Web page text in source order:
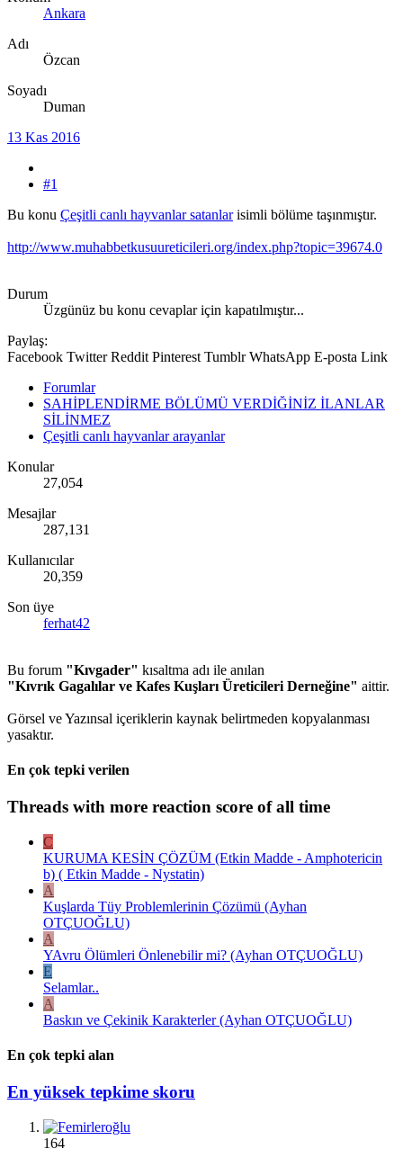
Ankara
Adı
Özcan
Soyadı
Duman
13 Kas 2016
#1
Bu konu Çeşitli canlı hayvanlar satanlarisimli bölüme taşınmıştır.
http://www.muhabbetkusuureticileri.org/index.php?topic=39674.0
Durum
Üzgünüz bu konu cevaplar için kapatılmıştır...
Paylaş:
Facebook Twitter Reddit Pinterest Tumblr WhatsApp E-posta Link
Forumlar
SAHİPLENDİRME BÖLÜMÜ VERDİĞİNİZ İLANLAR
SİLİNMEZ
Çeşitli canlı hayvanlar arayanlar
Konular
27,054
Mesajlar
287,131
Kullanıcılar
20,359
Son üye
ferhat42
Bu forum "Kıvgader" kısaltma adı ile anılan
"Kıvrık Gagalılar ve Kafes Kuşları Üreticileri Derneğine" aittir.
Görsel ve Yazınsal içeriklerin kaynak belirtmeden kopyalanması
yasaktır.
En çok tepki verilen
Threads with more reaction score of all time
C
KURUMA KESİN ÇÖZÜM (Etkin Madde - Amphotericin
b) ( Etkin Madde - Nystatin)
A
Kuşlarda Tüy Problemlerinin Çözümü (Ayhan
OTÇUOĞLU)
A
YAvru Ölümleri Önlenebilir mi? (Ayhan OTÇUOĞLU)
E
Selamlar..
A
Baskın ve Çekinik Karakterler (Ayhan OTÇUOĞLU)
En çok tepki alan
En yüksek tepkime skoru
164